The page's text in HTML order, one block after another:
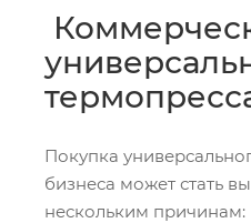
Покупка
бизнеса может стать
нескольким причинам: